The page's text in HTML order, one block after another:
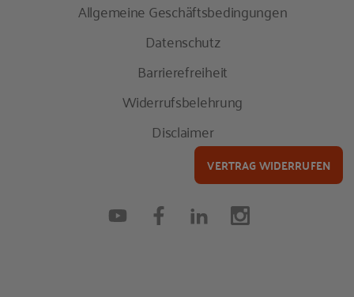
Allgemeine Geschäftsbedingungen
Datenschutz
Barrierefreiheit
Widerrufsbelehrung
Disclaimer
VERTRAG WIDERRUFEN